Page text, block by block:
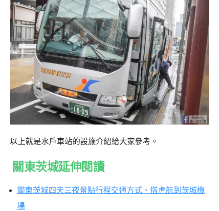
以上就是水戶車站的設施介紹給大家參考。
關東茨城延伸閱讀
關東茨城四天三夜景點行程交通方式、搭虎航到茨城機
場